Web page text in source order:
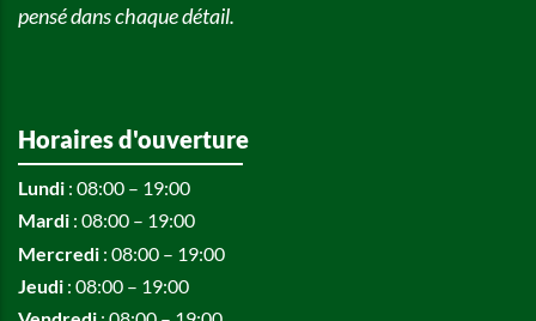
pensé dans chaque détail.
Horaires d'ouverture
Lundi : 08:00 – 19:00
Mardi : 08:00 – 19:00
Mercredi : 08:00 – 19:00
Jeudi : 08:00 – 19:00